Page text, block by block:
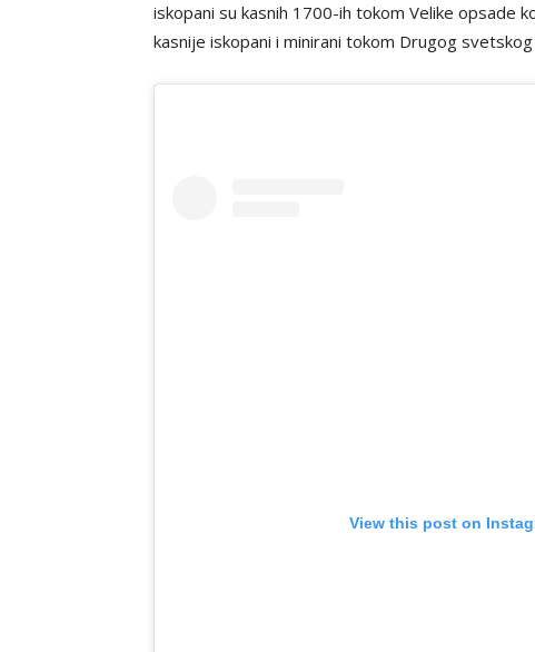
iskopani su kasnih 1700-ih tokom Velike opsade
kasnije iskopani i minirani tokom Drugog
View this post on